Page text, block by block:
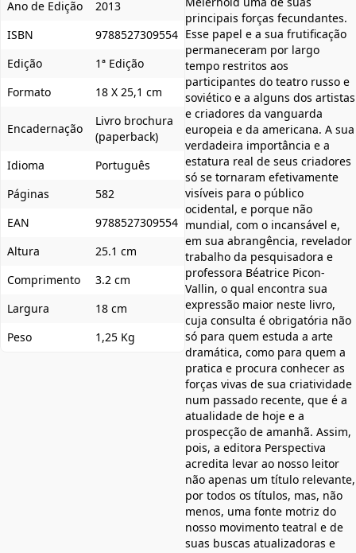
Ano de Edição
2013
ISBN
9788527309554
Edição
1ª Edição
Formato
18 X 25,1 cm
Encadernação
Livro brochura
(paperback)
Idioma
Português
Páginas
582
EAN
9788527309554
Altura
25.1 cm
Comprimento
3.2 cm
Largura
18 cm
Peso
1,25 Kg
principais forças fecundantes.
Esse papel e a sua frutificação
permaneceram por largo
tempo restritos aos
participantes do teatro russo e
soviético e a alguns dos artistas
e criadores da vanguarda
europeia e da americana. A sua
verdadeira importância e a
estatura real de seus criadores
só se tornaram efetivamente
visíveis para o público
ocidental, e porque não
mundial, com o incansável e,
em sua abrangência, revelador
trabalho da pesquisadora e
professora Béatrice Picon-
Vallin, o qual encontra sua
expressão maior neste livro,
cuja consulta é obrigatória não
só para quem estuda a arte
dramática, como para quem a
pratica e procura conhecer as
forças vivas de sua criatividade
num passado recente, que é a
atualidade de hoje e a
prospecção de amanhã. Assim,
pois, a editora Perspectiva
acredita levar ao nosso leitor
não apenas um título relevante,
por todos os títulos, mas, não
menos, uma fonte motriz do
nosso movimento teatral e de
suas buscas atualizadoras e